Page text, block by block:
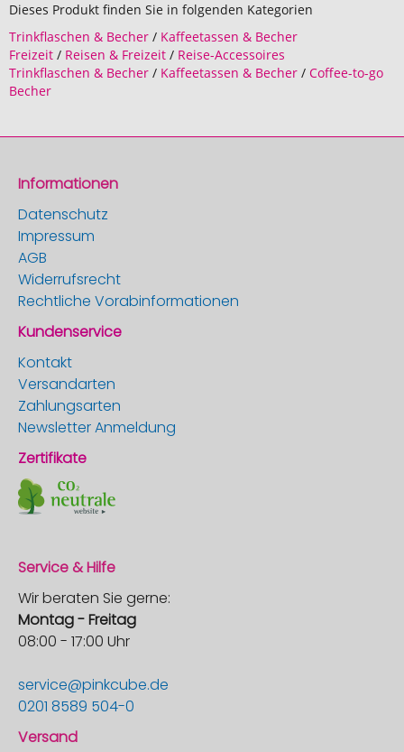
Dieses Produkt finden Sie in folgenden Kategorien
Trinkflaschen & Becher / Kaffeetassen & Becher
Freizeit / Reisen & Freizeit / Reise-Accessoires
Trinkflaschen & Becher / Kaffeetassen & Becher / Coffee-to-go
Becher
Informationen
Datenschutz
Impressum
AGB
Widerrufsrecht
Rechtliche Vorabinformationen
Kundenservice
Kontakt
Versandarten
Zahlungsarten
Newsletter Anmeldung
Zertifikate
Service & Hilfe
Wir beraten Sie gerne:
Montag - Freitag
08:00 - 17:00 Uhr
service@pinkcube.de
0201 8589 504-0
Versand